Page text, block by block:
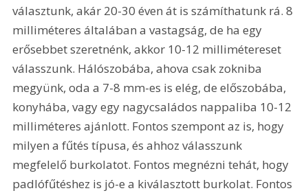
választunk, akár 20-30 éven át is számíthatunk rá. 8
milliméteres általában a vastagság, de ha egy
erősebbet szeretnénk, akkor 10-12 millimétereset
válasszunk. Hálószobába, ahova csak zokniba
megyünk, oda a 7-8 mm-es is elég, de előszobába,
konyhába, vagy egy nagycsaládos nappaliba 10-12
milliméteres ajánlott. Fontos szempont az is, hogy
milyen a fűtés típusa, és ahhoz válasszunk
megfelelő burkolatot. Fontos megnézni tehát, hogy
padlófűtéshez is jó-e a kiválasztott burkolat. Fontos